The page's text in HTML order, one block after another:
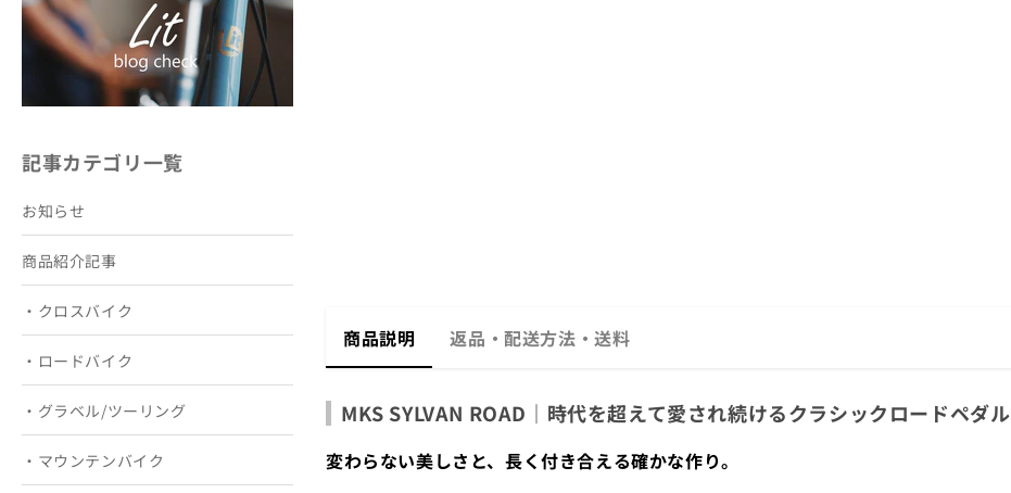
記事カテゴリ一覧
お知らせ
商品紹介記事
・クロスバイク
・ロードバイク
・グラベル/ツーリング
・マウンテンバイク
商品説明 返品・配送方法・送料
MKS SYLVAN ROAD｜時代を超えて愛され続けるクラシックロードペダル
変わらない美しさと、長く付き合える確かな作り。